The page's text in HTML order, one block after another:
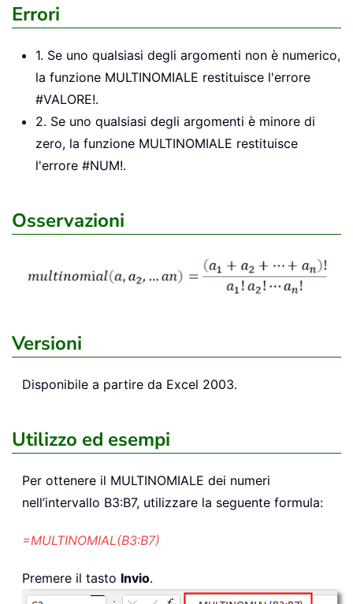
Errori
1. Se uno qualsiasi degli argomenti non è numerico,
la funzione MULTINOMIALE restituisce l'errore
#VALORE!.
2. Se uno qualsiasi degli argomenti è minore di
zero, la funzione MULTINOMIALE restituisce
l'errore #NUM!.
Osservazioni
Versioni
Disponibile a partire da Excel 2003.
Utilizzo ed esempi
Per ottenere il MULTINOMIALE dei numeri
nell’intervallo B3:B7, utilizzare la seguente formula:
=MULTINOMIAL(B3:B7)
Premere il tasto Invio.